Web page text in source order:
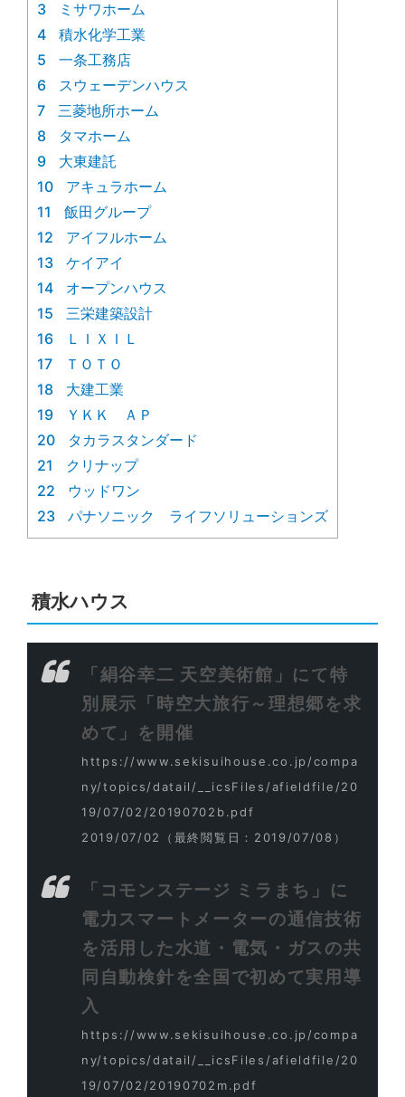
3
ミサワホーム
4
積水化学工業
5
一条工務店
6
スウェーデンハウス
7
三菱地所ホーム
8
タマホーム
9
大東建託
10
アキュラホーム
11
飯田グループ
12
アイフルホーム
13
ケイアイ
14
オープンハウス
15
三栄建築設計
16
ＬＩＸＩＬ
17
ＴＯＴＯ
18
大建工業
19
ＹＫＫ ＡＰ
20
タカラスタンダード
21
クリナップ
22
ウッドワン
23
パナソニック ライフソリューションズ
積水ハウス
「絹谷幸二 天空美術館」にて特
別展示「時空大旅行～理想郷を求
めて」を開催
https://www.sekisuihouse.co.jp/compa
ny/topics/datail/__icsFiles/afieldfile/20
19/07/02/20190702b.pdf
2019/07/02
（最終閲覧日：2019/07/08）
「コモンステージ ミラまち」に
電力スマートメーターの通信技術
を活用した水道・電気・ガスの共
同自動検針を全国で初めて実用導
入
https://www.sekisuihouse.co.jp/compa
ny/topics/datail/__icsFiles/afieldfile/20
19/07/02/20190702m.pdf